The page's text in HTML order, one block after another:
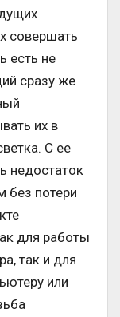
совершать
есть не
сразу же
их в
С ее
недостаток
без потери
для работы
так и для
или